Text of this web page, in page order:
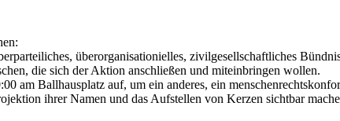
überorganisationielles, zivilgesellschaftliches
die sich der Aktion anschließen und miteinbringen wollen.
am Ballhausplatz auf, um ein anderes, ein
ihrer Namen und das Aufstellen von Kerzen sichtbar